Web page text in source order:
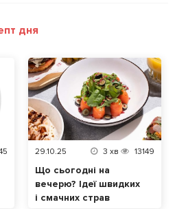
дня
29.10.25 3 хв 13149
Що сьогодні на
вечерю? Ідеї швидких
і смачних страв